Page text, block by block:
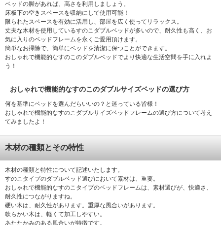
ベッドの脚があれば、高さを利用しましょう。
床板下の空きスペースを収納にして使用可能！
限られたスペースを有効に活用し、部屋を広く使ってリラックス。
丈夫な木材を使用しているすのこダブルベッドが多いので、耐久性も高く、お
気に入りのベッドフレームを永くご愛用頂けます。
簡単なお掃除で、簡単にベッドを清潔に保つことができます。
おしゃれで機能的なすのこのダブルベッドでより快適な生活空間を手に入れよ
う！
おしゃれで機能的なすのこのダブルサイズベッドの選び方
何を基準にベッドを選んだらいいの？と迷っている皆様！
おしゃれで機能的なすのこダブルサイズベッドフレームの選び方について考え
てみましたよ！
木材の種類とその特性
木材の種類と特性について記述いたします。
すのこタイプのダブルベッド選びにおいて素材は、重要。
おしゃれで機能的なすのこタイプのベッドフレームは、素材選びが、快適さ、
耐久性につながりますね。
硬い木は、耐久性があります。重厚な風合いがあります。
軟らかい木は、軽くて加工しやすい。
あたたかみのある風合いが特徴です。